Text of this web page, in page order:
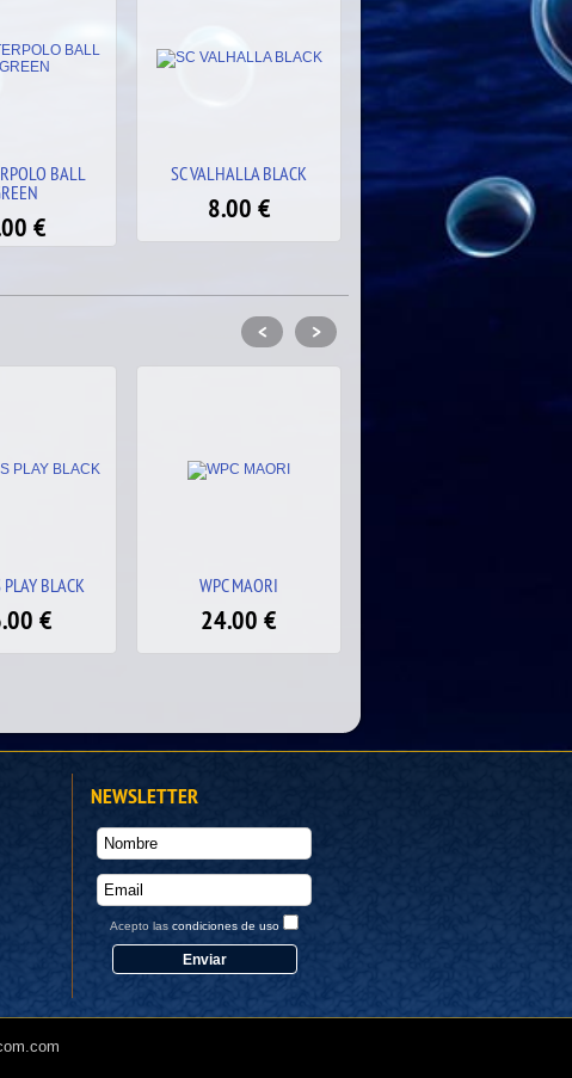
BLACK
€
SC WATERPOLO BALL BLUE
8.00 €
SC GHOST WHITE
8.00€
MAORI
€
WPW NEW ZEALAND 2.6
56.00 €
< >
NEWSLETTER
Acepto las condiciones de uso